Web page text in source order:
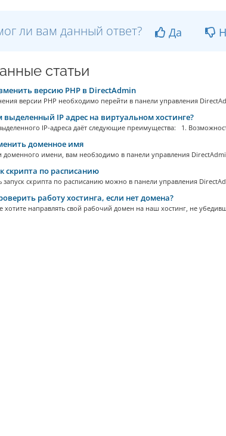
ли вам данный ответ? Да
статьи
версию PHP в DirectAdmin
версии PHP необходимо перейти в панели управления
IP адрес на виртуальном хостинге?
IP-адреса даёт следующие преимущества: 1.
доменное имя
доменного имени, вам необзодимо в панели управления
скрипта по расписанию
запуск скрипта по расписанию можно в панели управления
работу хостинга, если нет домена?
хотите направлять свой рабочий домен на наш хостинг, не